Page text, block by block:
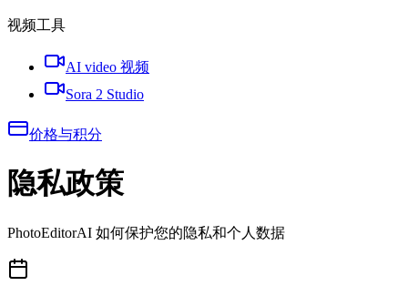
视频工具
AI video 视频
Sora 2 Studio
价格与积分
隐私政策
PhotoEditorAI 如何保护您的隐私和个人数据